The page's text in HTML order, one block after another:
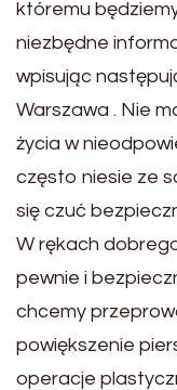
któremu
niezbędne
wpisując
Warszawa . Nie
życia w
często niesie ze
się czuć
W rękach
pewnie i
chcemy
powiększenie
operacje